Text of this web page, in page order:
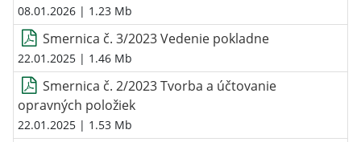
08.01.2026 | 1.23 Mb
Smernica č. 3/2023 Vedenie pokladne
22.01.2025 | 1.46 Mb
Smernica č. 2/2023 Tvorba a účtovanie
opravných položiek
22.01.2025 | 1.53 Mb